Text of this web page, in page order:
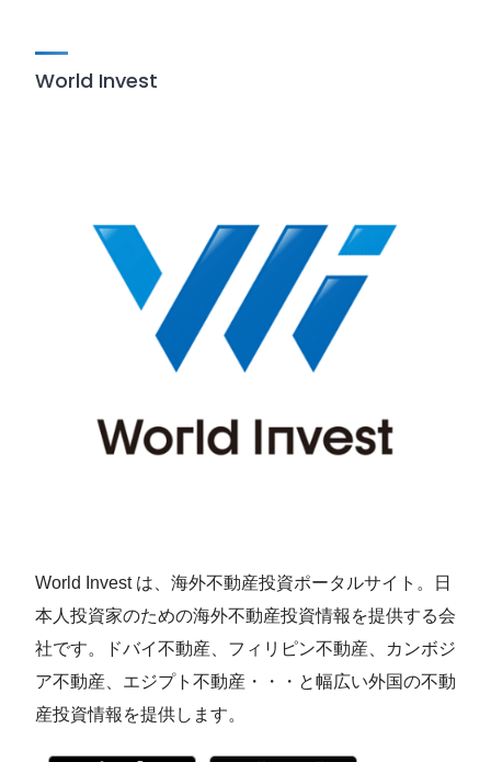
World Invest
World Invest は、海外不動産投資ポータルサイト。日
本人投資家のための海外不動産投資情報を提供する会
社です。ドバイ不動産、フィリピン不動産、カンボジ
ア不動産、エジプト不動産・・・と幅広い外国の不動
産投資情報を提供します。